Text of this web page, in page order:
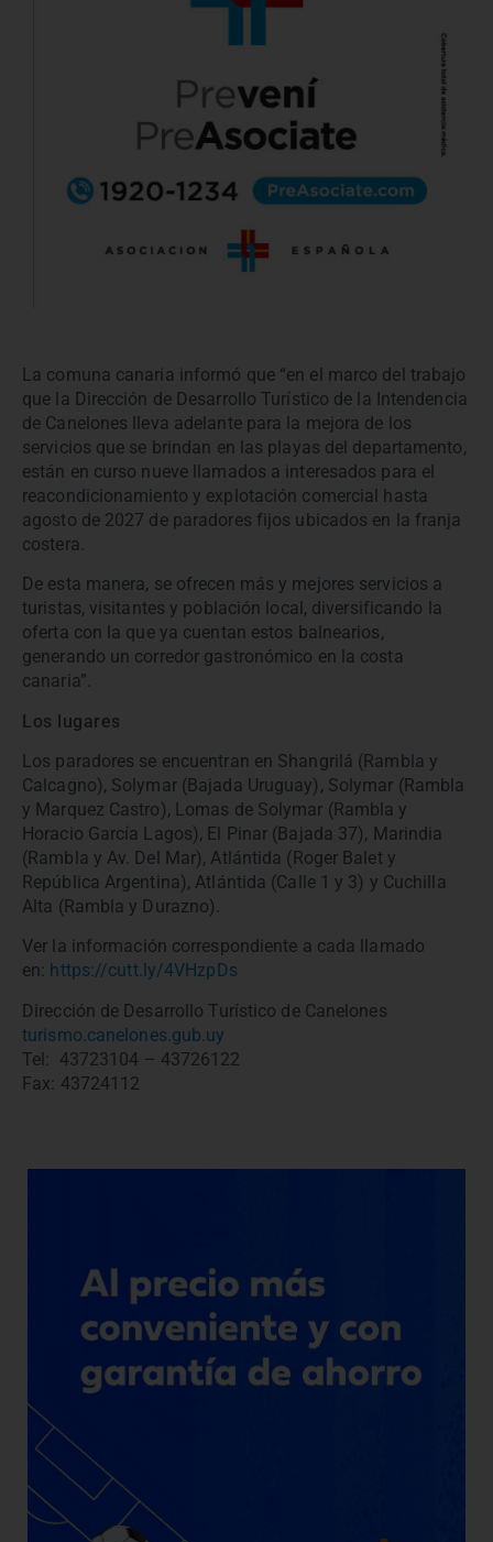
La comuna canaria informó que “en el marco del trabajo
que la Dirección de Desarrollo Turístico de la Intendencia
de Canelones lleva adelante para la mejora de los
servicios que se brindan en las playas del departamento,
están en curso nueve llamados a interesados para el
reacondicionamiento y explotación comercial hasta
agosto de 2027 de paradores fijos ubicados en la franja
costera.
De esta manera, se ofrecen más y mejores servicios a
turistas, visitantes y población local, diversificando la
oferta con la que ya cuentan estos balnearios,
generando un corredor gastronómico en la costa
canaria”.
Los lugares
Los paradores se encuentran en Shangrilá (Rambla y
Calcagno), Solymar (Bajada Uruguay), Solymar (Rambla
y Marquez Castro), Lomas de Solymar (Rambla y
Horacio García Lagos), El Pinar (Bajada 37), Marindia
(Rambla y Av. Del Mar), Atlántida (Roger Balet y
República Argentina), Atlántida (Calle 1 y 3) y Cuchilla
Alta (Rambla y Durazno).
Ver la información correspondiente a cada llamado
en: https://cutt.ly/4VHzpDs
Dirección de Desarrollo Turístico de Canelones
turismo.canelones.gub.uy
Tel: 43723104 – 43726122
Fax: 43724112